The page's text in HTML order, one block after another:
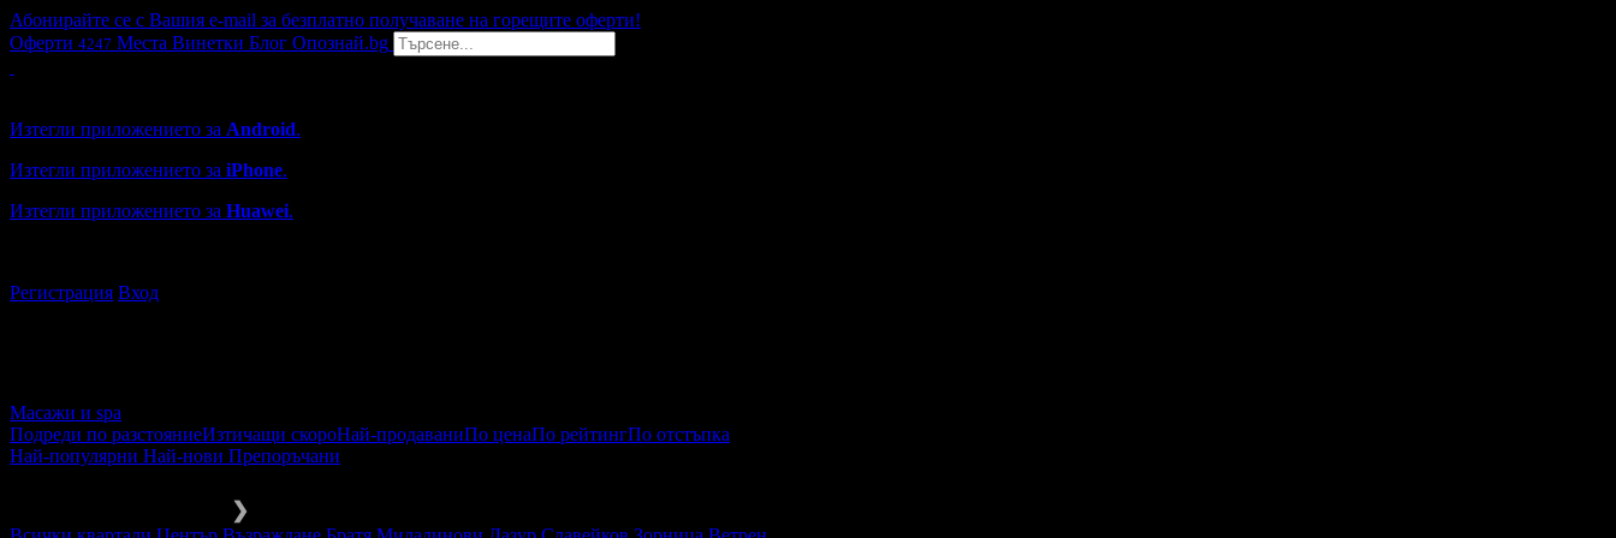
Абонирайте се с Вашия e-mail за безплатно получаване на горещите оферти!
Оферти 4247 Места Винетки Блог Опознай.bg
Изтегли приложението за Android.
Изтегли приложението за iPhone.
Изтегли приложението за Huawei.
Регистрация Вход
Масажи и spa
Подреди по разстояниеИзтичащи скороНай-продаваниПо ценаПо рейтингПо отстъпка
Най-популярни Най-нови Препоръчани
❯